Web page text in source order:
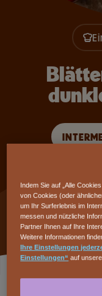
Backen Sie
Schokolade,
Indem Sie auf „Alle
von Cookies (oder
um Ihr Surferlebnis im
messen und nützliche
Partner Ihnen auf Ihre
Weitere Informationen
Ihre Einstellungen
Einstellungen“ auf